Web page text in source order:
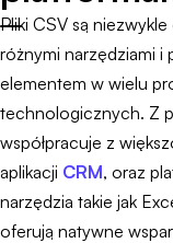
Pliki CSV są
różnymi narzędziami
elementem w wielu
technologicznych. Z
współpracuje z
aplikacji CRM, oraz
narzędzia takie jak
oferują natywne